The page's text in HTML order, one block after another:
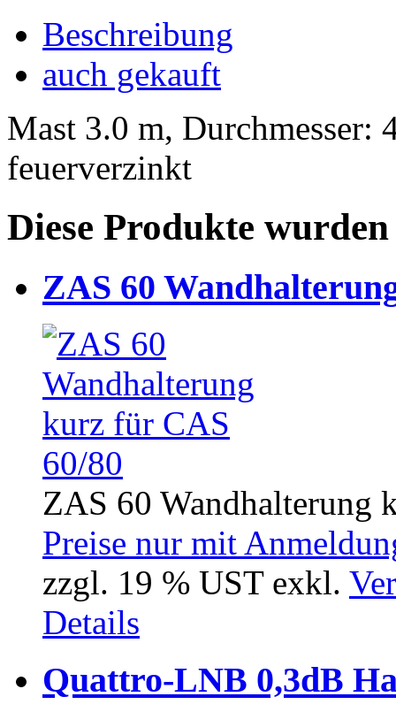
Beschreibung
auch gekauft
Mast 3.0 m, Durchmesser:
feuerverzinkt
Diese Produkte
ZAS 60
ZAS 60 Wandhalterung
Preise nur mit
zzgl. 19 % UST exkl.
Details
Quattro-LNB 0,3dB